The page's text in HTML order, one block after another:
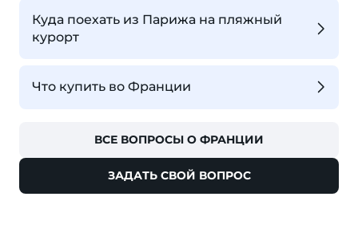
Куда поехать из Парижа на пляжный
курорт
Что купить во Франции
ВСЕ ВОПРОСЫ О ФРАНЦИИ
ЗАДАТЬ СВОЙ ВОПРОС